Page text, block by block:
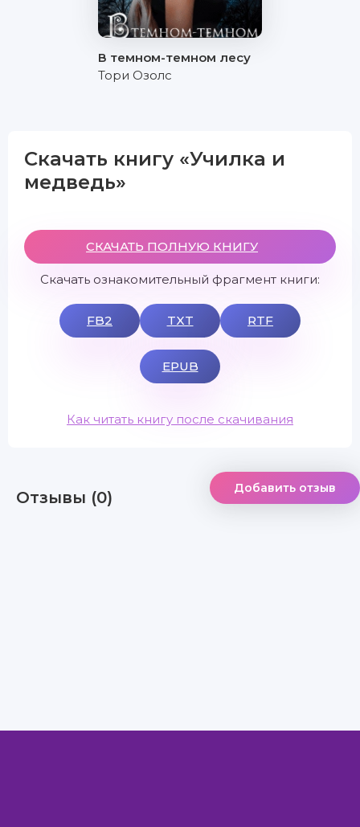
В темном-темном лесу
Тори Озолс
Скачать книгу «Училка и
медведь»
СКАЧАТЬ ПОЛНУЮ КНИГУ
Скачать ознакомительный фрагмент книги:
FB2 TXT RTF
EPUB
Как читать книгу после скачивания
Отзывы (0) Добавить отзыв